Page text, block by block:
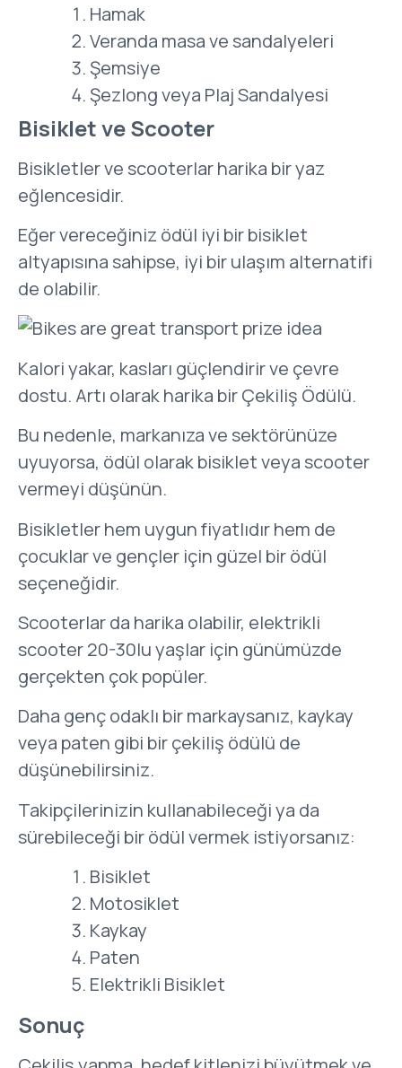
Hamak
Veranda masa ve sandalyeleri
Şemsiye
Şezlong veya Plaj Sandalyesi
Bisiklet ve Scooter
Bisikletler ve scooterlar harika bir yaz
eğlencesidir.
Eğer vereceğiniz ödül iyi bir bisiklet
altyapısına sahipse, iyi bir ulaşım alternatifi
de olabilir.
Kalori yakar, kasları güçlendirir ve çevre
dostu. Artı olarak harika bir Çekiliş Ödülü.
Bu nedenle, markanıza ve sektörünüze
uyuyorsa, ödül olarak bisiklet veya scooter
vermeyi düşünün.
Bisikletler hem uygun fiyatlıdır hem de
çocuklar ve gençler için güzel bir ödül
seçeneğidir.
Scooterlar da harika olabilir, elektrikli
scooter 20-30lu yaşlar için günümüzde
gerçekten çok popüler.
Daha genç odaklı bir markaysanız, kaykay
veya paten gibi bir çekiliş ödülü de
düşünebilirsiniz.
Takipçilerinizin kullanabileceği ya da
sürebileceği bir ödül vermek istiyorsanız:
Bisiklet
Motosiklet
Kaykay
Paten
Elektrikli Bisiklet
Sonuç